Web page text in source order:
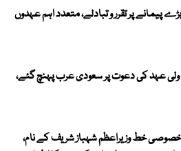
پیمانے پر تقرر و تبادلے، متعدد اہم عہدوں
ولی عہد کی دعوت پر سعودی عرب پہنچ گئے،
خط وزیراعظم شہباز شریف کے نام،